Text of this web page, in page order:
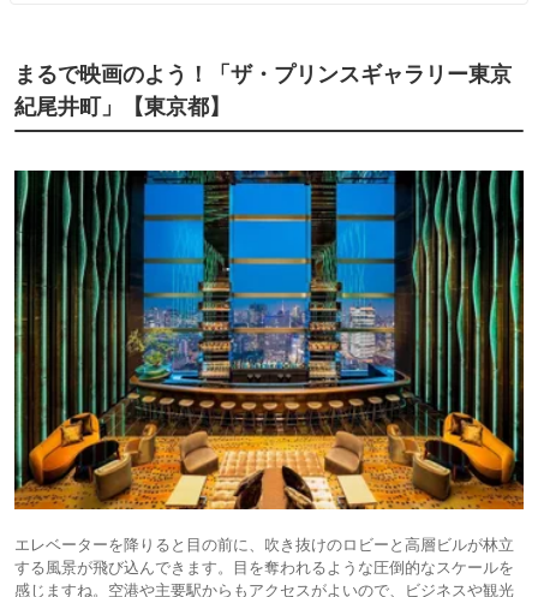
こわが夜食として用意されていましたが、夕食でおなかいっぱいだったた
め、なくてもよかったかなと思いました。
スタッフについては、部屋に来ることは布団を敷きにくるときだけで、そ
ました。
宿のお値段を考えるとコストパフォーマンスとしてはあまり高くなかった
ので、リピートはないかなと思いました。
まるで映画のよう！「ザ・プリンスギャラリー東京
紀尾井町」【東京都】
エレベーターを降りると目の前に、吹き抜けのロビーと高層ビルが林立
する風景が飛び込んできます。目を奪われるような圧倒的なスケールを
感じますね。空港や主要駅からもアクセスがよいので、ビジネスや観光